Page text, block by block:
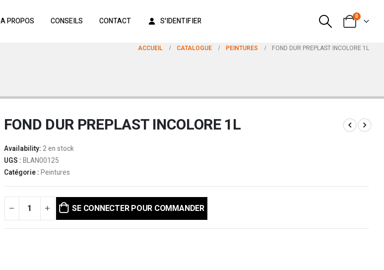
A PROPOS CONSEILS CONTACT S'IDENTIFIER 0
ACCUEIL CATALOGUE PEINTURES FOND DUR PREPLAST INCOLORE 1L
FOND DUR PREPLAST INCOLORE 1L
Availability: 2 en stock
UGS : BLAN00125
Catégorie : Peintures
SE CONNECTER POUR COMMANDER